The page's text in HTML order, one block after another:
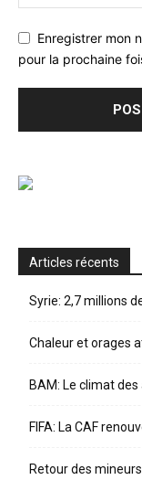
Enregistrer mon
pour la prochaine
Articles récents
Syrie: 2,7 millions
Chaleur et orages
BAM: Le climat
FIFA: La CAF
Retour des